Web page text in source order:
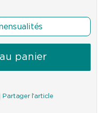
panier
Partager l'article